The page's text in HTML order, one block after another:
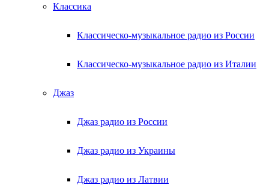
Классика
Классическо-музыкальное радио из России
Классическо-музыкальное радио из Италии
Джаз
Джаз радио из России
Джаз радио из Украины
Джаз радио из Латвии